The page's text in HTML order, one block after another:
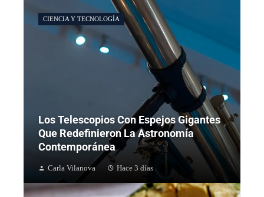
CIENCIA Y TECNOLOGÍA
Los Telescopios Con Espejos Gigantes
Que Redefinieron La Astronomía
Contemporánea
Carla Vilanova Hace 3 días